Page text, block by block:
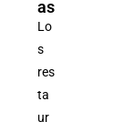
as
Lo
s
res
ta
ur